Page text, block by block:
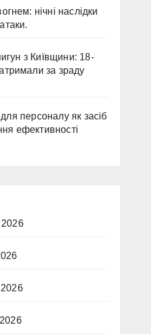
нічні наслідки
з Київщини: 18-
за зраду
персоналу як засіб
ефективності